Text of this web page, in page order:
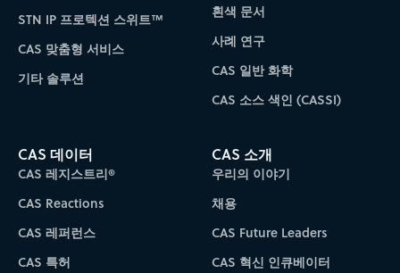
STN IP 프로텍션 스위트™
CAS 맞춤형 서비스
기타 솔루션
흰색 문서
사례 연구
CAS 일반 화학
CAS 소스 색인 (CASSI)
CAS 데이터
CAS 레지스트리®
CAS Reactions
CAS 레퍼런스
CAS 특허
CAS 소개
우리의 이야기
채용
CAS Future Leaders
CAS 혁신 인큐베이터